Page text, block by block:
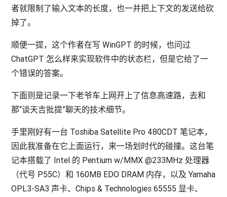
者就限制了输入文本的长度，也一并把上下文的发送给砍
掉了。
顺便一提，这个作者在写 WinGPT 的时候，也问过
ChatGPT 怎么样来实现软件中的状态栏，但是它给了一
个错误的答案。
下面则是记录一下老爷车上网开上了信息高速路，去和
那“谈天吉批提”聊天的技术细节。
手里刚好有一台 Toshiba Satellite Pro 480CDT 笔记本，
因此我准备在它上面运行，来一场划时代的碰撞。这台笔
记本搭载了 Intel 的 Pentium w/MMX @233MHz 处理器
（代号 P55C）和 160MB EDO DRAM 内存，以及 Yamaha
OPL3-SA3 声卡、Chips & Technologies 65555 显卡、